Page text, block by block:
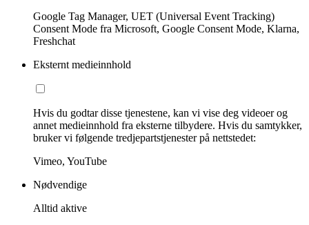
Google Tag Manager, UET (Universal Event Tracking)
Consent Mode fra Microsoft, Google Consent Mode, Klarna,
Freshchat
Eksternt medieinnhold
Hvis du godtar disse tjenestene, kan vi vise deg videoer og
annet medieinnhold fra eksterne tilbydere. Hvis du samtykker,
bruker vi følgende tredjepartstjenester på nettstedet:
Vimeo, YouTube
Nødvendige
Alltid aktive